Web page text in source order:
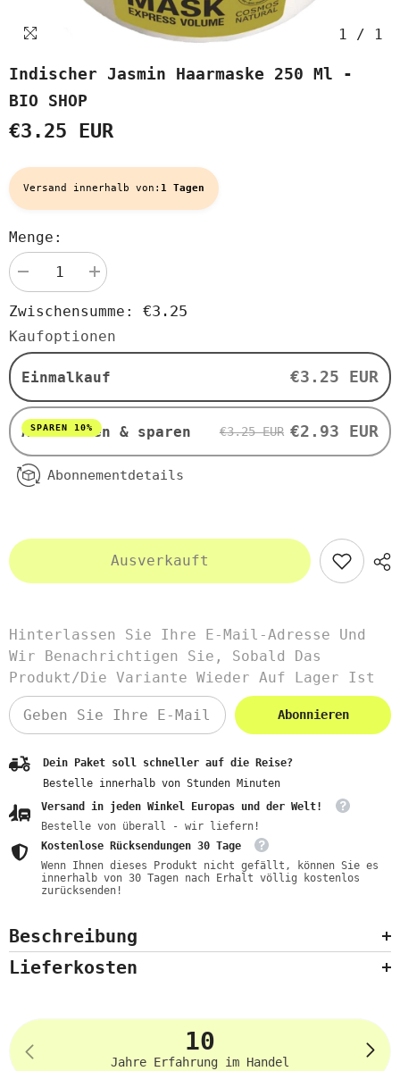
1 / 1
Indischer Jasmin Haarmaske 250 Ml -
BIO SHOP
€3.25 EUR
Versand innerhalb von: 1 Tagen
Menge:
verringern
für
Indischer
Jasmin
Haarmaske
250
ml
-
BIO
SHOP
Menge
erhöhen
Indischer
Jasmin
Haarmaske
ml
-
BIO
SHOP
Zwischensumme: €3.25
Kaufoptionen
Einmalkauf €3.25 EUR
Abonnieren & sparen
SPAREN 10% €3.25 EUR €2.93 EUR
Abonnementdetails
Ausverkauft
Hinterlassen Sie Ihre E-Mail-Adresse Und
Wir Benachrichtigen Sie, Sobald Das
Produkt/die Variante Wieder Auf Lager Ist
Abonnieren
Dein Paket soll schneller auf die Reise?
Bestelle innerhalb von Stunden Minuten
Versand in jeden Winkel Europas und der Welt!
Bestelle von überall - wir liefern!
Kostenlose Rücksendungen 30 Tage
Wenn Ihnen dieses Produkt nicht gefällt, können Sie es
innerhalb von 30 Tagen nach Erhalt völlig kostenlos
zurücksenden!
Beschreibung
Lieferkosten
10
Jahre Erfahrung im Handel